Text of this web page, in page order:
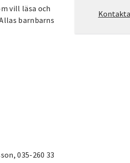
vill läsa och
barnbarns
035-260 33